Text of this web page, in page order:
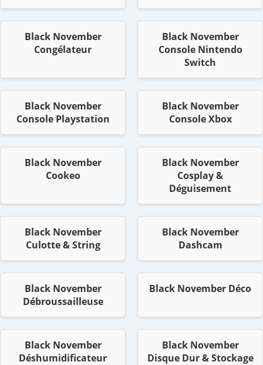
Black November
Congélateur
Black November
Console Nintendo
Switch
Black November
Console Playstation
Black November
Console Xbox
Black November
Cookeo
Black November
Cosplay &
Déguisement
Black November
Culotte & String
Black November
Dashcam
Black November
Débroussailleuse
Black November Déco
Black November
Déshumidificateur
Black November
Disque Dur & Stockage